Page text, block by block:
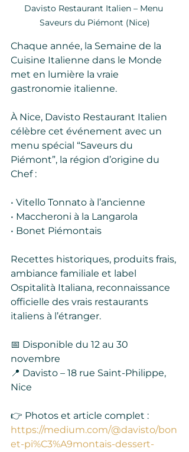
Davisto Restaurant Italien – Menu
Saveurs du Piémont (Nice)
Chaque année, la Semaine de la
Cuisine Italienne dans le Monde
met en lumière la vraie
gastronomie italienne.
À Nice, Davisto Restaurant Italien
célèbre cet événement avec un
menu spécial “Saveurs du
Piémont”, la région d’origine du
Chef :
• Vitello Tonnato à l’ancienne
• Maccheroni à la Langarola
• Bonet Piémontais
Recettes historiques, produits frais,
ambiance familiale et label
Ospitalità Italiana, reconnaissance
officielle des vrais restaurants
italiens à l’étranger.
📅 Disponible du 12 au 30
novembre
📍 Davisto – 18 rue Saint-Philippe,
Nice
👉 Photos et article complet :
https://medium.com/@davisto/bon
et-pi%C3%A9montais-dessert-